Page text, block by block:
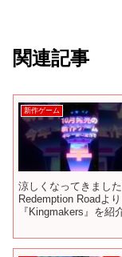
関連記事
新作ゲーム
涼しくなってきまし
Redemption Roadよ
『Kingmakers』を